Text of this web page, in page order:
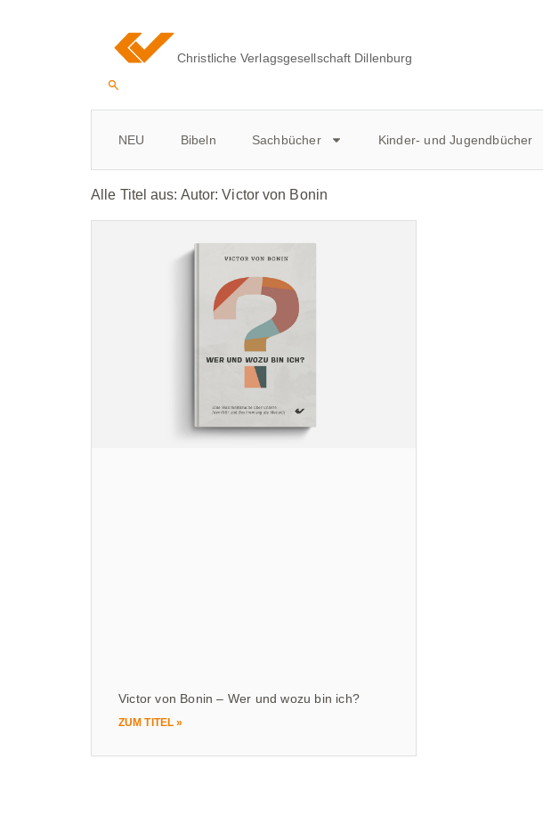
Christliche Verlagsgesellschaft Dillenburg
NEU Bibeln Sachbücher Kinder- und Jugendbücher
Alle Titel aus: Autor:Victor von Bonin
Victor von Bonin – Wer und wozu bin ich?
ZUM TITEL »